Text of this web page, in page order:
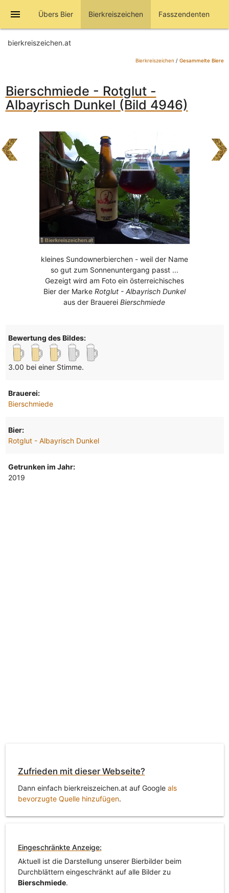
menu Übers Bier Bierkreiszeichen Fasszendenten
bierkreiszeichen.at
Bierkreiszeichen / Gesammelte Biere
Bierschmiede - Rotglut -
Albayrisch Dunkel (Bild 4946)
kleines Sundownerbierchen - weil der Name
so gut zum Sonnenuntergang passt ...
Gezeigt wird am Foto ein österreichisches
Bier der Marke Rotglut - Albayrisch Dunkel
aus der BrauereiBierschmiede
Bewertung des Bildes:
3.00 bei einer Stimme.
Brauerei:
Bierschmiede
Bier:
Rotglut - Albayrisch Dunkel
Getrunken im Jahr:
2019
Zufrieden mit dieser Webseite?
Dann einfach bierkreiszeichen.at auf Google als
bevorzugte Quelle hinzufügen.
Eingeschränkte Anzeige:
Aktuell ist die Darstellung unserer Bierbilder beim
Durchblättern eingeschränkt auf alle Bilder zu
Bierschmiede.